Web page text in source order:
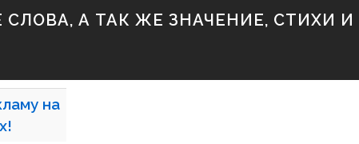
А ТАК ЖЕ ЗНАЧЕНИЕ, СТИХИ И
на